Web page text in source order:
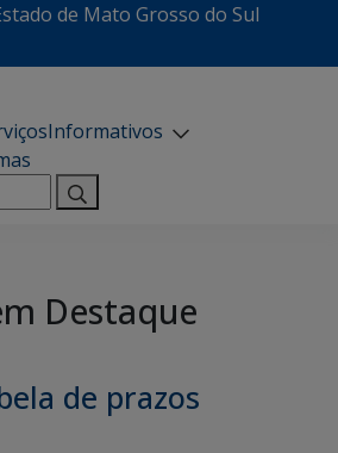
de Mato Grosso do Sul
Informativos
Destaque
de prazos